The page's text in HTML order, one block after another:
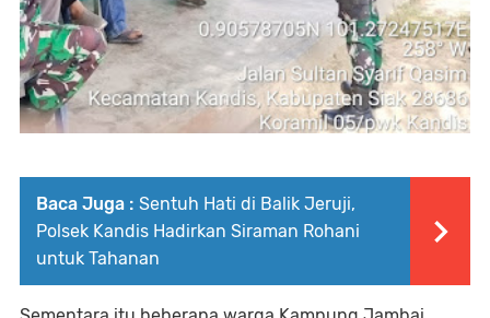
Baca Juga : Sentuh Hati di Balik Jeruji,
Polsek Kandis Hadirkan Siraman Rohani
untuk Tahanan